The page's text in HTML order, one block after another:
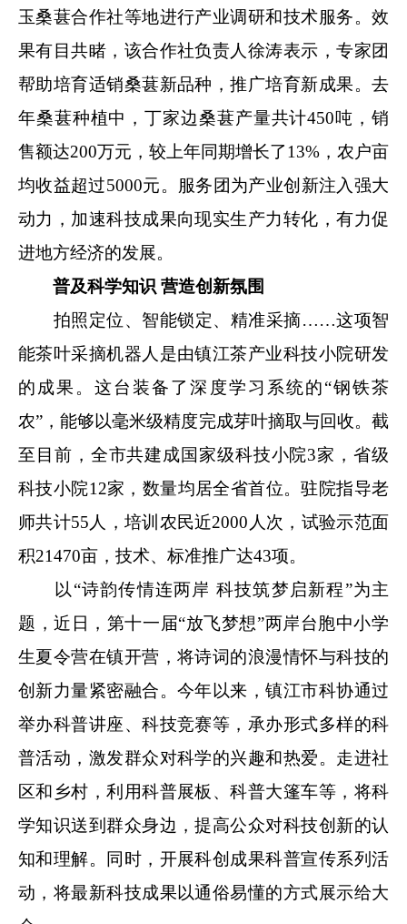
玉桑葚合作社等地进行产业调研和技术服务。效
果有目共睹，该合作社负责人徐涛表示，专家团
帮助培育适销桑葚新品种，推广培育新成果。去
年桑葚种植中，丁家边桑葚产量共计450吨，销
售额达200万元，较上年同期增长了13%，农户亩
均收益超过5000元。服务团为产业创新注入强大
动力，加速科技成果向现实生产力转化，有力促
进地方经济的发展。
普及科学知识 营造创新氛围
拍照定位、智能锁定、精准采摘……这项智
能茶叶采摘机器人是由镇江茶产业科技小院研发
的成果。这台装备了深度学习系统的“钢铁茶
农”，能够以毫米级精度完成芽叶摘取与回收。截
至目前，全市共建成国家级科技小院3家，省级
科技小院12家，数量均居全省首位。驻院指导老
师共计55人，培训农民近2000人次，试验示范面
积21470亩，技术、标准推广达43项。
以“诗韵传情连两岸 科技筑梦启新程”为主
题，近日，第十一届“放飞梦想”两岸台胞中小学
生夏令营在镇开营，将诗词的浪漫情怀与科技的
创新力量紧密融合。今年以来，镇江市科协通过
举办科普讲座、科技竞赛等，承办形式多样的科
普活动，激发群众对科学的兴趣和热爱。走进社
区和乡村，利用科普展板、科普大篷车等，将科
学知识送到群众身边，提高公众对科技创新的认
知和理解。同时，开展科创成果科普宣传系列活
动，将最新科技成果以通俗易懂的方式展示给大